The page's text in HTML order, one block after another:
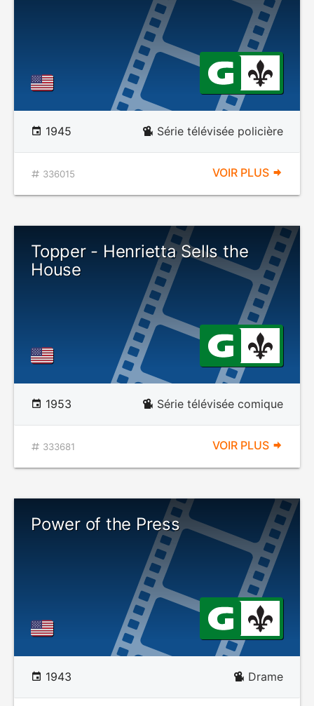
1945 Série télévisée policière
336015 VOIR PLUS
Topper - Henrietta Sells the
House
1953 Série télévisée comique
333681 VOIR PLUS
Power of the Press
1943 Drame